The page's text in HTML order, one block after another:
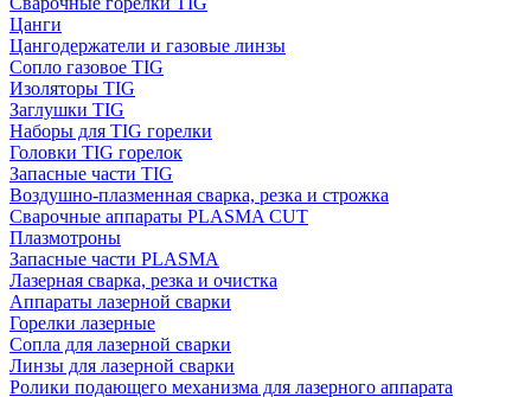
Цанги
Цангодержатели и газовые линзы
Сопло газовое TIG
Изоляторы TIG
Заглушки TIG
Наборы для TIG горелки
Головки TIG горелок
Запасные части TIG
Воздушно-плазменная сварка, резка и строжка
Сварочные аппараты PLASMA CUT
Плазмотроны
Запасные части PLASMA
Лазерная сварка, резка и очистка
Аппараты лазерной сварки
Горелки лазерные
Сопла для лазерной сварки
Линзы для лазерной сварки
Ролики подающего механизма для лазерного аппарата